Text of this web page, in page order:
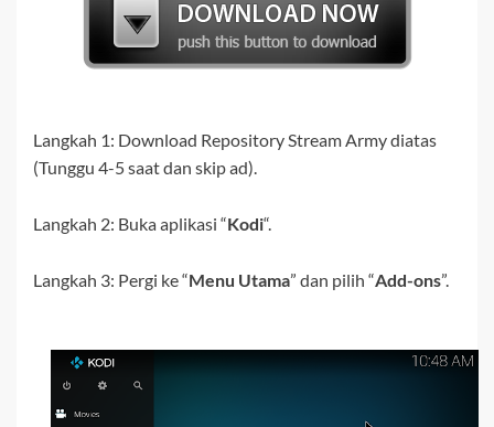
Langkah 1: Download Repository Stream Armydiatas
(Tunggu 4-5 saat dan skip ad).
Langkah 2: Buka aplikasi “Kodi“.
Langkah 3: Pergi ke“Menu Utama” dan pilih “Add-ons”.